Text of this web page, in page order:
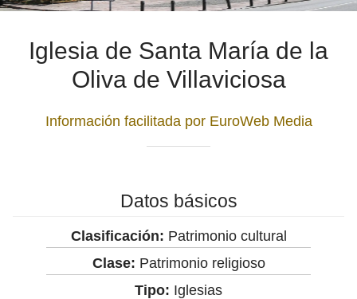
Iglesia de Santa María de la
Oliva de Villaviciosa
Información facilitada por EuroWeb Media
Datos básicos
Clasificación: Patrimonio cultural
Clase: Patrimonio religioso
Tipo: Iglesias